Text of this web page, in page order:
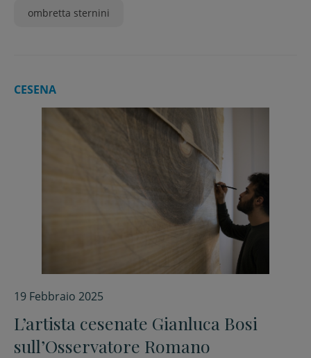
ombretta sternini
CESENA
19 Febbraio 2025
L’artista cesenate Gianluca Bosi
sull’Osservatore Romano